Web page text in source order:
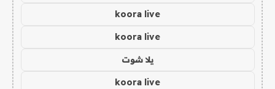
koora live
koora live
يلا شوت
koora live